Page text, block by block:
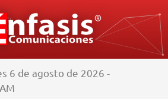
6 de agosto de 2026 -